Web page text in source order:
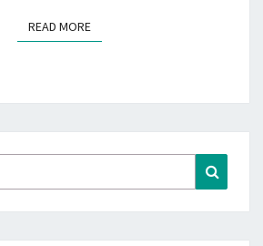
行
o
r
t
READ MOREREAD MORE